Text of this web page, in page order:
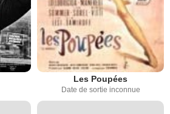
Les Poupées
Date de sortie inconnue